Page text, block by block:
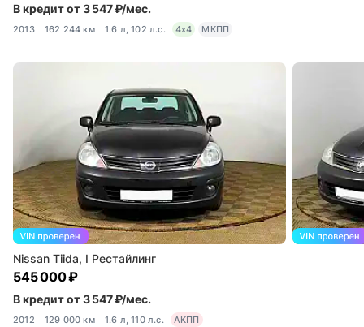
В кредит от 3 547 ₽/мес.
2013 162 244 км 1.6 л, 102 л.с. 4x4 МКПП
Nissan Tiida, I Рестайлинг
545 000 ₽
В кредит от 3 547 ₽/мес.
2012 129 000 км 1.6 л, 110 л.с. АКПП